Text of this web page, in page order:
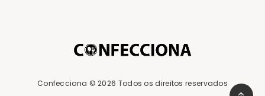
Confecciona © 2026 Todos os direitos reservados